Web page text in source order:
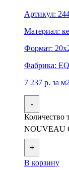
Артикул:
Материал:
Формат:
Фабрика:
7 237 р. за м2
-
Количество
NOUVEAU
+
В корзину